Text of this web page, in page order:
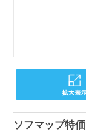
ソフマップ特価